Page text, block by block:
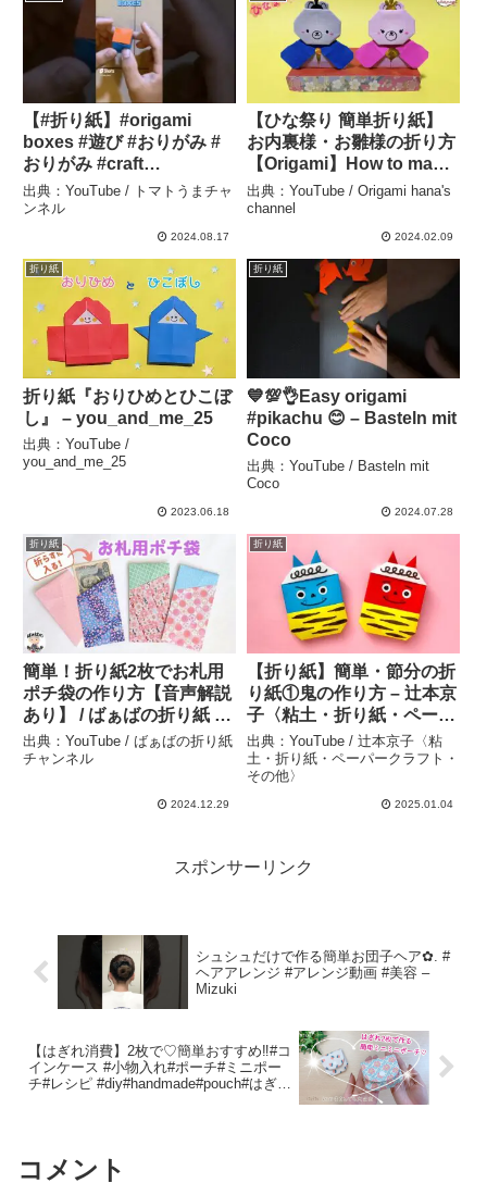
【#折り紙】#origami
boxes #遊び #おりがみ #
おりがみ #craft
#origamicraft #shorts – ト
マトうまチャンネル
出典：YouTube / トマトうまチャ
ンネル
2024.08.17
【ひな祭り 簡単折り紙】
お内裏様・お雛様の折り方
【Origami】How to make
Japanese Hina doll 종이
접기 折纸 paper DIY 雛祭
り ひな人形 ３月3日
channel
出典：YouTube / Origami hana's
channel
2024.02.09
折り紙
折り紙『おりひめとひこぼ
し』 – you_and_me_25
出典：YouTube /
you_and_me_25
2023.06.18
折り紙
💙💯👌Easy origami
#pikachu 😊 – Basteln mit
Coco
出典：YouTube / Basteln mit
Coco
2024.07.28
折り紙
簡単！折り紙2枚でお札用
ポチ袋の作り方【音声解説
あり】 / ばぁばの折り紙 –
ばぁばの折り紙チャンネル
出典：YouTube / ばぁばの折り紙
チャンネル
2024.12.29
折り紙
【折り紙】簡単・節分の折
り紙①鬼の作り方 – 辻本京
子〈粘土・折り紙・ペーパ
ークラフト・その他〉
出典：YouTube / 辻本京子〈粘
土・折り紙・ペーパークラフト・
その他〉
2025.01.04
スポンサーリンク
シュシュだけで作る簡単お団子ヘア✿. #
ヘアアレンジ #アレンジ動画 #美容 –
Mizuki
【はぎれ消費】2枚で♡簡単おすすめ‼️#コ
インケース #小物入れ#ポーチ#ミニポー
チ#レシピ #diy#handmade#pouch#はぎれ
コメント